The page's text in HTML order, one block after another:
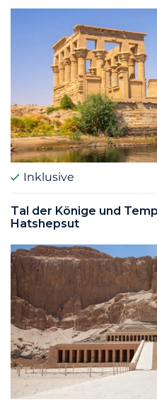
Inklusive
Tal der Könige und
Hatshepsut